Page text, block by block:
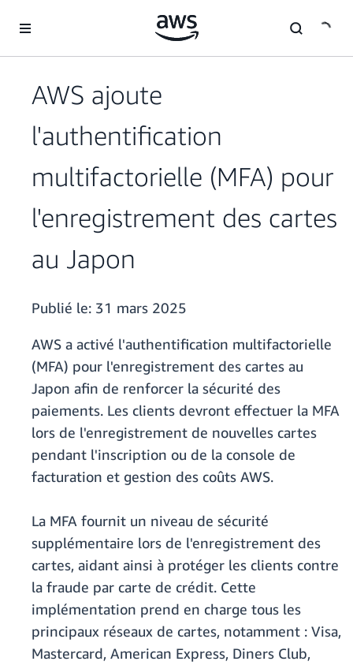
AWS ajoute
l'authentification
multifactorielle (MFA) pour
l'enregistrement des cartes
au Japon
Publié le: 31 mars 2025
AWS a activé l'authentification multifactorielle
(MFA) pour l'enregistrement des cartes au
Japon afin de renforcer la sécurité des
paiements. Les clients devront effectuer la MFA
lors de l'enregistrement de nouvelles cartes
pendant l'inscription ou de la console de
facturation et gestion des coûts AWS.
La MFA fournit un niveau de sécurité
supplémentaire lors de l'enregistrement des
cartes, aidant ainsi à protéger les clients contre
la fraude par carte de crédit. Cette
implémentation prend en charge tous les
principaux réseaux de cartes, notamment : Visa,
Mastercard, American Express, Diners Club,